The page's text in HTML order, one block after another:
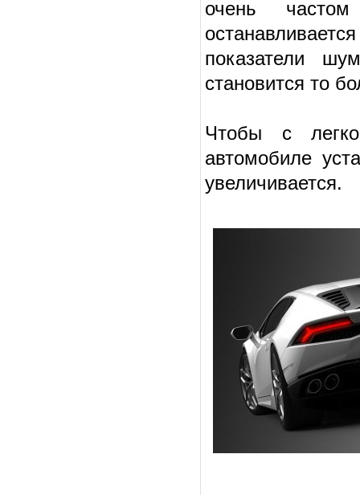
очень
показатели
становится то
Чтобы с
автомобиле
увеличивается.